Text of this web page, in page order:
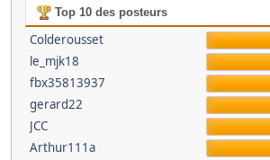
Top 10 des posteurs
Colderousset
le_mjk18
fbx35813937
gerard22
JCC
Arthur111a